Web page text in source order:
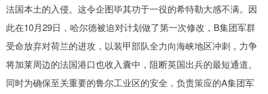
法国本土的入侵。这令企图毕其功于一役的希特勒大感不满。因
此在10月29日，哈尔德被迫对计划做了第一次修改，B集团军群
受命放弃对荷兰的进攻，以装甲部队全力向海峡地区冲刺，力争
将加莱周边的法国港口也收入囊中，阻断英国出兵的最短通道。
同时为确保至关重要的鲁尔工业区的安全，负责策应的A集团军